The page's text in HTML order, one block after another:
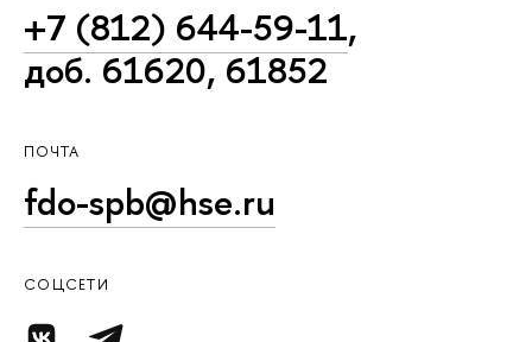
+7 (812) 644-59-11,
доб. 61620, 61852
ПОЧТА
fdo-spb@hse.ru
СОЦСЕТИ